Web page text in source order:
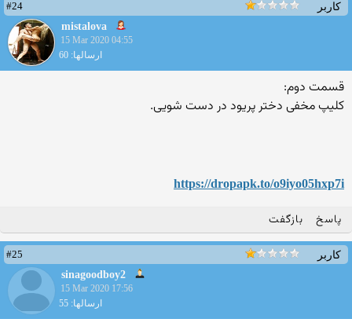
کاربر
#24
mistalova
15 Mar 2020 04:55
ارسالها: 60
قسمت دوم:
کلیپ مخفی دختر پریود در دست شویی.
https://dropapk.to/o9iyo05hxp7i
پاسخ بازگفت
کاربر
#25
sinagoodboy2
15 Mar 2020 17:56
ارسالها: 55